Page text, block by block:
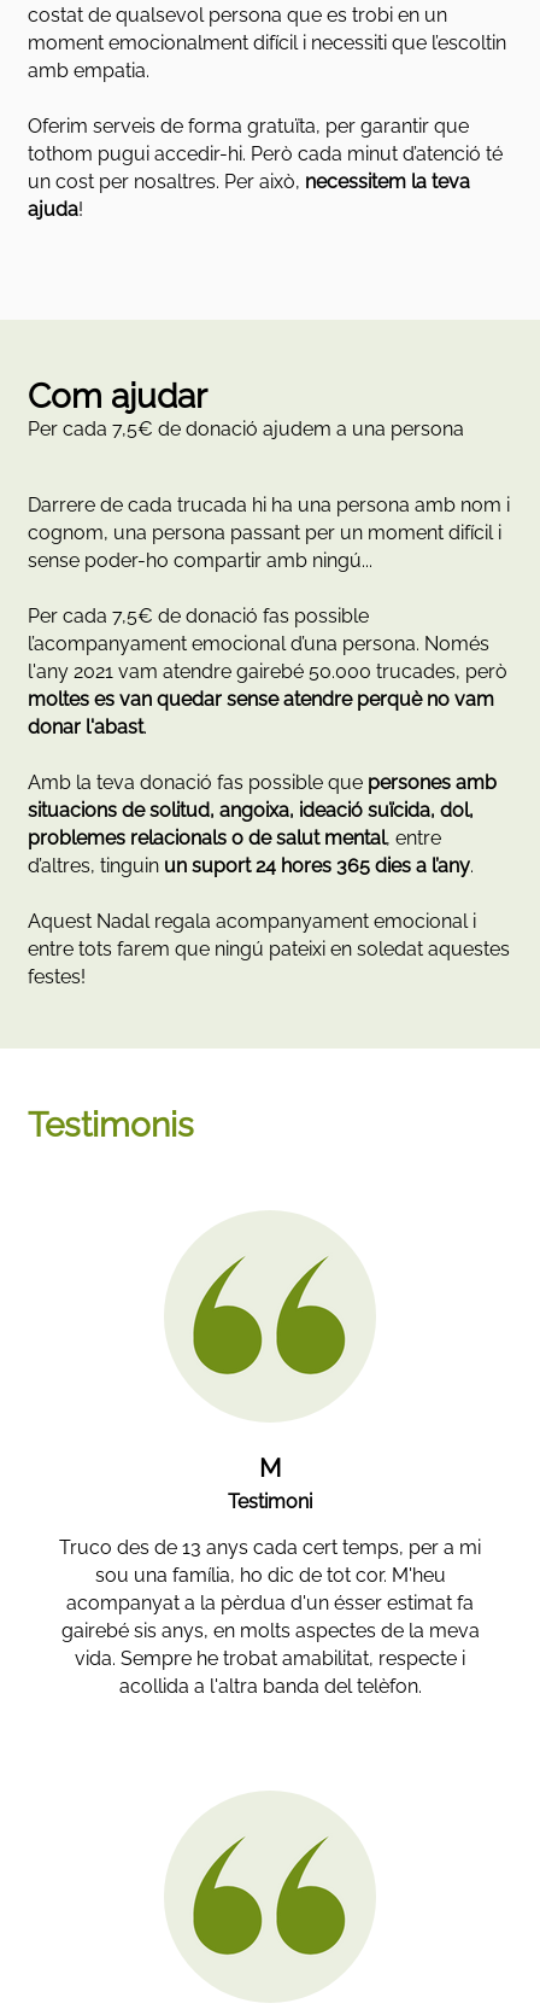
costat de qualsevol persona que es trobi en un
moment emocionalment difícil i necessiti que l’escoltin
amb empatia.
Oferim serveis de forma gratuïta, per garantir que
tothom pugui accedir-hi. Però cada minut d’atenció té
un cost per nosaltres. Per això, necessitem la teva
ajuda!
Com ajudar
Per cada 7,5€ de donació ajudem a una persona
Darrere de cada trucada hi ha una persona amb nom i
cognom, una persona passant per un moment difícil i
sense poder-ho compartir amb ningú...
Per cada 7,5€ de donació fas possible
l’acompanyament emocional d’una persona. Només
l'any 2021 vam atendre gairebé 50.000 trucades, però
moltes es van quedar sense atendre perquè no vam
donar l'abast.
Amb la teva donació fas possible que persones amb
situacions de solitud, angoixa, ideació suïcida, dol,
problemes relacionals o de salut mental, entre
d’altres, tinguin un suport 24 hores 365 dies a l’any.
Aquest Nadal regala acompanyament emocional i
entre tots farem que ningú pateixi en soledat aquestes
festes!
Testimonis
M
Testimoni
Truco des de 13 anys cada cert temps, per a mi
sou una família, ho dic de tot cor. M'heu
acompanyat a la pèrdua d'un ésser estimat fa
gairebé sis anys, en molts aspectes de la meva
vida. Sempre he trobat amabilitat, respecte i
acollida a l'altra banda del telèfon.